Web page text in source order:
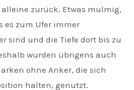
alleine zurück. Etwas mulmig,
es zum Ufer immer
sind und die Tiefe dort bis zu
wurden übrigens auch
ohne Anker, die sich
halten, genutzt.